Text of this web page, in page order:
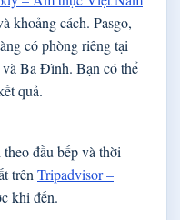
khoảng cách. Pasgo,
có phòng riêng tại
Ba Đình. Bạn có thể
quả.
đầu bếp và thời
trên Tripadvisor –
khi đến.